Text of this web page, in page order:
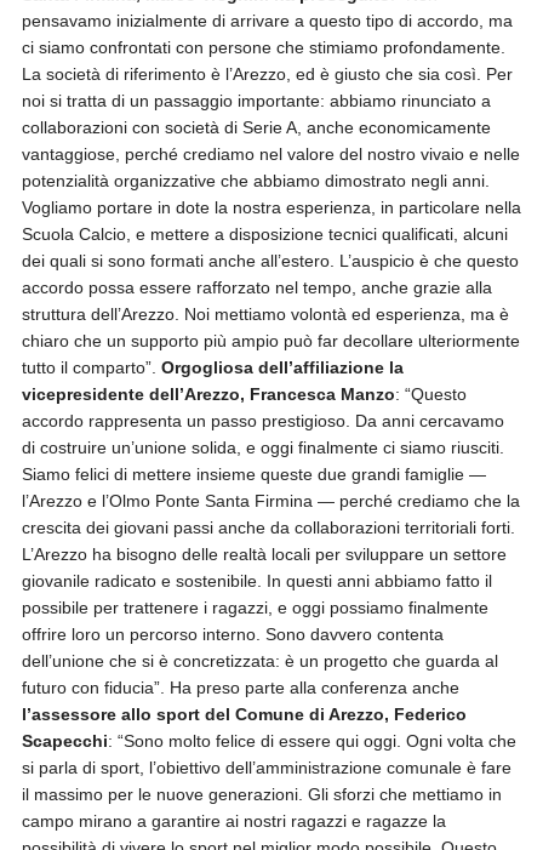
pensavamo inizialmente di arrivare a questo tipo di accordo, ma
ci siamo confrontati con persone che stimiamo profondamente.
La società di riferimento è l’Arezzo, ed è giusto che sia così. Per
noi si tratta di un passaggio importante: abbiamo rinunciato a
collaborazioni con società di Serie A, anche economicamente
vantaggiose, perché crediamo nel valore del nostro vivaio e nelle
potenzialità organizzative che abbiamo dimostrato negli anni.
Vogliamo portare in dote la nostra esperienza, in particolare nella
Scuola Calcio, e mettere a disposizione tecnici qualificati, alcuni
dei quali si sono formati anche all’estero. L’auspicio è che questo
accordo possa essere rafforzato nel tempo, anche grazie alla
struttura dell’Arezzo. Noi mettiamo volontà ed esperienza, ma è
chiaro che un supporto più ampio può far decollare ulteriormente
tutto il comparto”. Orgogliosa dell’affiliazione la
vicepresidente dell’Arezzo, Francesca Manzo: “Questo
accordo rappresenta un passo prestigioso. Da anni cercavamo
di costruire un’unione solida, e oggi finalmente ci siamo riusciti.
Siamo felici di mettere insieme queste due grandi famiglie —
l’Arezzo e l’Olmo Ponte Santa Firmina — perché crediamo che la
crescita dei giovani passi anche da collaborazioni territoriali forti.
L’Arezzo ha bisogno delle realtà locali per sviluppare un settore
giovanile radicato e sostenibile. In questi anni abbiamo fatto il
possibile per trattenere i ragazzi, e oggi possiamo finalmente
offrire loro un percorso interno. Sono davvero contenta
dell’unione che si è concretizzata: è un progetto che guarda al
futuro con fiducia”. Ha preso parte alla conferenza anche
l’assessore allo sport del Comune di Arezzo, Federico
Scapecchi: “Sono molto felice di essere qui oggi. Ogni volta che
si parla di sport, l’obiettivo dell’amministrazione comunale è fare
il massimo per le nuove generazioni. Gli sforzi che mettiamo in
campo mirano a garantire ai nostri ragazzi e ragazze la